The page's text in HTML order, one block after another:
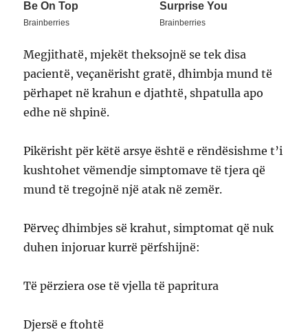
Megjithatë, mjekët theksojnë se tek disa
pacientë, veçanërisht gratë, dhimbja mund të
përhapet në krahun e djathtë, shpatulla apo
edhe në shpinë.
Pikërisht për këtë arsye është e rëndësishme t’i
kushtohet vëmendje simptomave të tjera që
mund të tregojnë një atak në zemër.
Përveç dhimbjes së krahut, simptomat që nuk
duhen injoruar kurrë përfshijnë:
Të përziera ose të vjella të papritura
Djersë e ftohtë